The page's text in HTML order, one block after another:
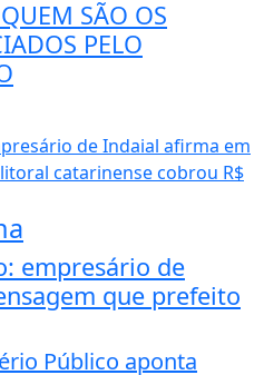
SÃO OS
PELO
empresário de
que prefeito
Público aponta